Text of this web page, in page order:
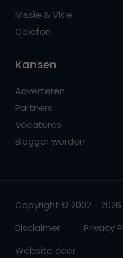
Missie & Visie
Colofon
Kansen
Adverteren
Partners
Vacatures
Blogger worden
Copyright © 2002 -
Disclaimer
Privacy
Website door